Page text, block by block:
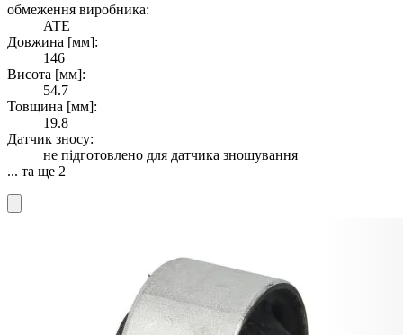
обмеження виробника:
ATE
Довжина [мм]:
146
Висота [мм]:
54.7
Товщина [мм]:
19.8
Датчик зносу:
не підготовлено для датчика зношування
... та ще 2